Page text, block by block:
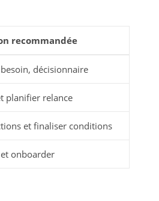
recommandée
décisionnaire
planifier relance
et finaliser conditions
onboarder